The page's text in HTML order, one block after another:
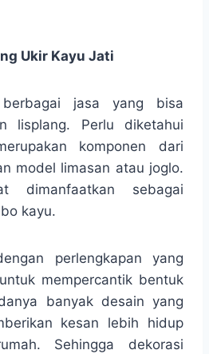
Ukir Kayu Jati
jasa yang bisa
lisplang. Perlu diketahui
komponen dari
model limasan atau joglo.
dimanfaatkan sebagai
kayu.
perlengkapan yang
mempercantik bentuk
banyak desain yang
kesan lebih hidup
Sehingga dekorasi